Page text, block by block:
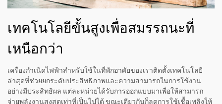
เทคโนโลยีขั้นสูงเพื่อสมรรถนะที่
เหนือกว่า
เครื่องกำเนิดไฟฟ้าสำหรับใช้ในที่พักอาศัยของเราติดตั้งเทคโนโลยี
ล่าสุดที่ช่วยยกระดับประสิทธิภาพและความสามารถในการใช้งาน
อย่างมีประสิทธิผล แต่ละหน่วยได้รับการออกแบบมาเพื่อให้สามารถ
จ่ายพลังงานสูงสุดเท่าที่เป็นไปได้ ขณะเดียวกันก็ลดการใช้เชื้อเพลิงให้